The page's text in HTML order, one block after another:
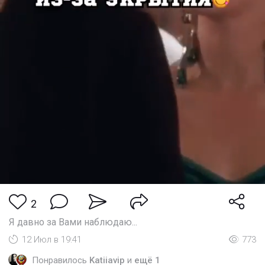
2
Я давно за Вами наблюдаю...
12 Июл в 19:41
773
Понравилось Katiiavip и ещё 1